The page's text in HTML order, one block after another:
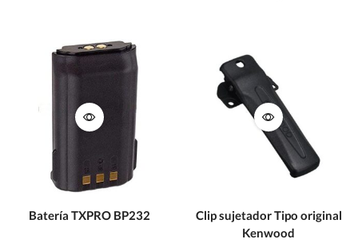
Batería TXPRO BP232
Clip sujetador Tipo original
Kenwood